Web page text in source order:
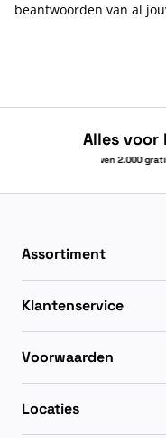
beantwoorden van al
Alles voor
Boven 2.000 gratis
Assortiment
Klantenservice
Voorwaarden
Locaties